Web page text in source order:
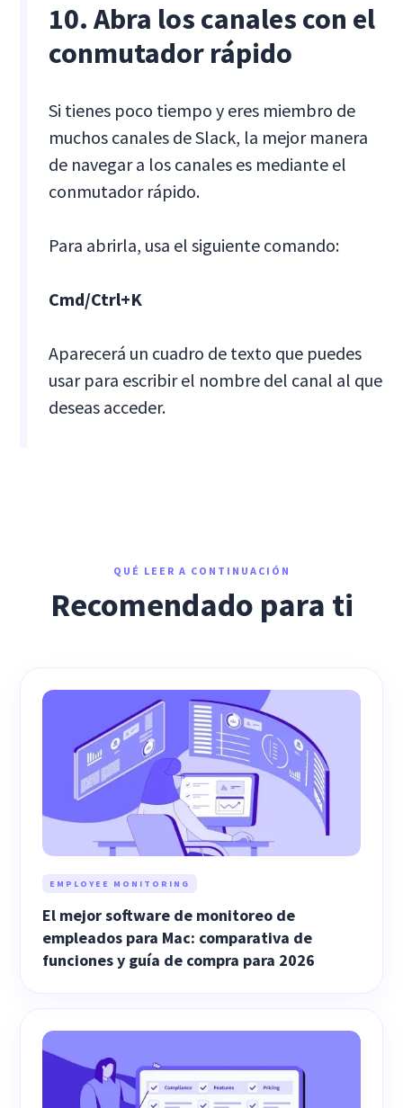
10. Abra los canales con el
conmutador rápido
Si tienes poco tiempo y eres miembro de
muchos canales de Slack, la mejor manera
de navegar a los canales es mediante el
conmutador rápido.
Para abrirla, usa el siguiente comando:
Cmd/Ctrl+K
Aparecerá un cuadro de texto que puedes
usar para escribir el nombre del canal al que
deseas acceder.
QUÉ LEER A CONTINUACIÓN
Recomendado para ti
EMPLOYEE MONITORING
El mejor software de monitoreo de
empleados para Mac: comparativa de
funciones y guía de compra para 2026